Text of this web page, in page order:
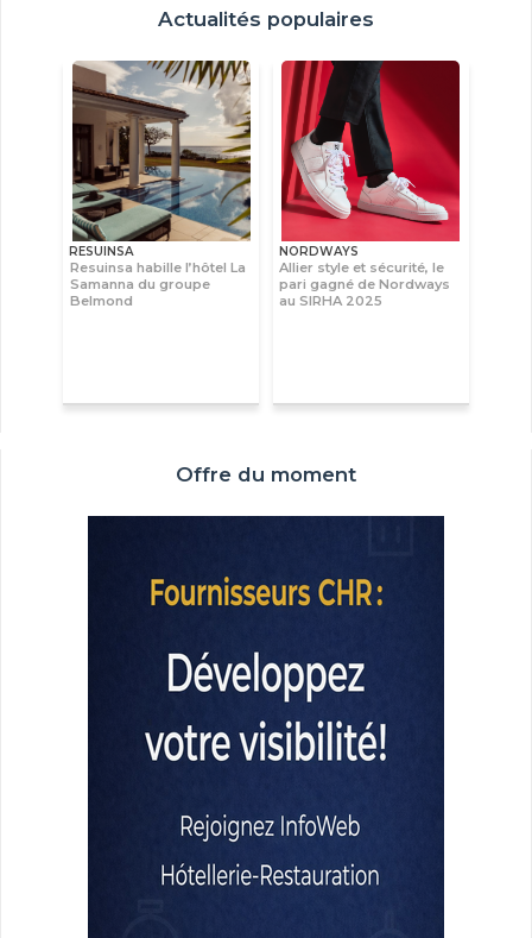
Actualités populaires
RESUINSA
Resuinsa habille l’hôtel La
Samanna du groupe
Belmond
NORDWAYS
Allier style et sécurité, le
pari gagné de Nordways
au SIRHA 2025
Offre du moment